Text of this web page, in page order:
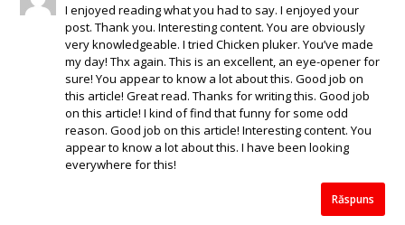
I enjoyed reading what you had to say. I enjoyed your
post. Thank you. Interesting content. You are obviously
very knowledgeable. I tried Chicken pluker. You’ve made
my day! Thx again. This is an excellent, an eye-opener for
sure! You appear to know a lot about this. Good job on
this article! Great read. Thanks for writing this. Good job
on this article! I kind of find that funny for some odd
reason. Good job on this article! Interesting content. You
appear to know a lot about this. I have been looking
everywhere for this!
Răspuns